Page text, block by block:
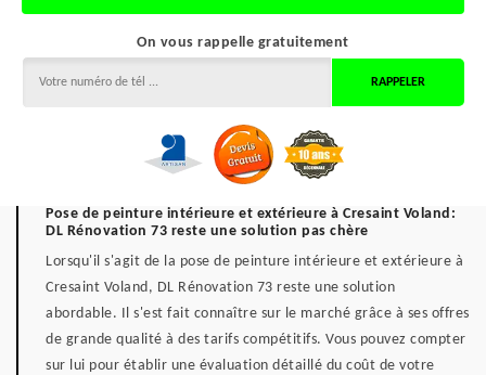
On vous rappelle gratuitement
Pose de peinture intérieure et extérieure à Cresaint Voland:
DL Rénovation 73 reste une solution pas chère
Lorsqu'il s'agit de la pose de peinture intérieure et extérieure à
Cresaint Voland, DL Rénovation 73 reste une solution
abordable. Il s'est fait connaître sur le marché grâce à ses offres
de grande qualité à des tarifs compétitifs. Vous pouvez compter
sur lui pour établir une évaluation détaillé du coût de votre